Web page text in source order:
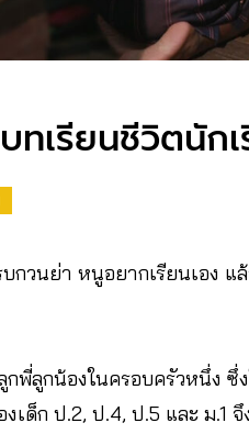
บทเรียนชีวิตนัก
กวนย่า หนูอยากเรียนเอง แล้
กพี่ลูกน้องในครอบครัวหนึ่ง
งเด็ก ป.2, ป.4, ป.5 และ ม.1